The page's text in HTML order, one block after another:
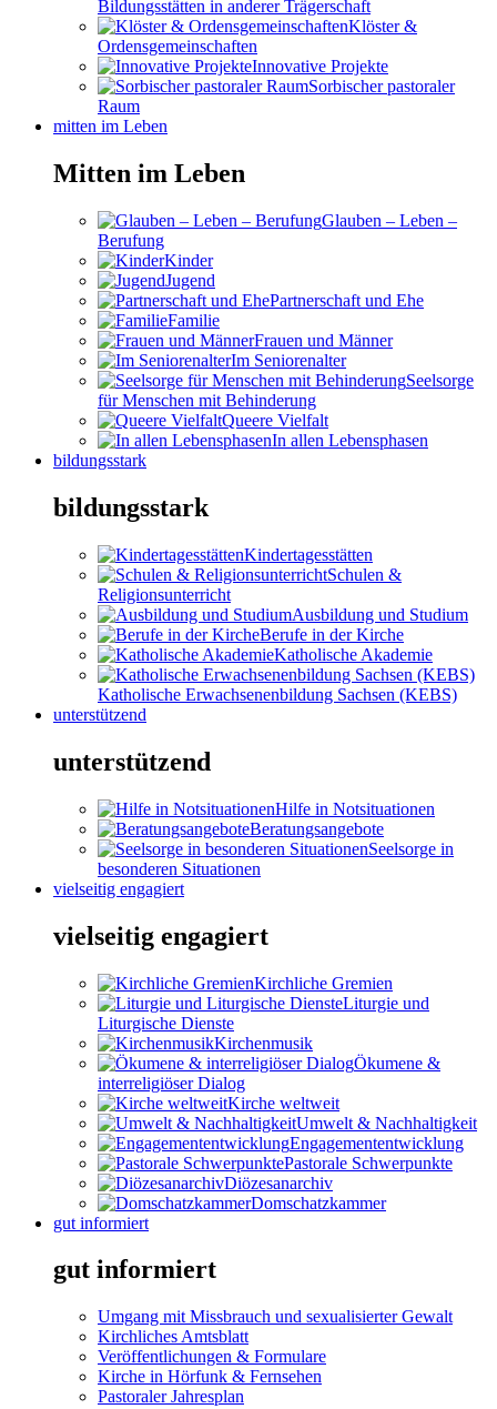
Bildungsstätten in anderer Trägerschaft
Klöster &
Ordensgemeinschaften
Innovative Projekte
Sorbischer pastoraler
Raum
mitten im Leben
Mitten im Leben
Glauben – Leben –
Berufung
Kinder
Jugend
Partnerschaft und Ehe
Familie
Frauen und Männer
Im Seniorenalter
Seelsorge
für Menschen mit Behinderung
Queere Vielfalt
In allen Lebensphasen
bildungsstark
bildungsstark
Kindertagesstätten
Schulen &
Religionsunterricht
Ausbildung und Studium
Berufe in der Kirche
Katholische Akademie
Katholische Erwachsenenbildung Sachsen (KEBS)
unterstützend
unterstützend
Hilfe in Notsituationen
Beratungsangebote
Seelsorge in
besonderen Situationen
vielseitig engagiert
vielseitig engagiert
Kirchliche Gremien
Liturgie und
Liturgische Dienste
Kirchenmusik
Ökumene &
interreligiöser Dialog
Kirche weltweit
Umwelt & Nachhaltigkeit
Engagemententwicklung
Pastorale Schwerpunkte
Diözesanarchiv
Domschatzkammer
gut informiert
gut informiert
Umgang mit Missbrauch und sexualisierter Gewalt
Kirchliches Amtsblatt
Veröffentlichungen & Formulare
Kirche in Hörfunk & Fernsehen
Pastoraler Jahresplan